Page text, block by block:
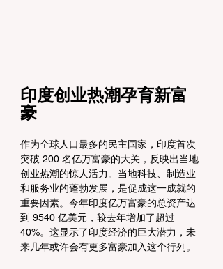
印度创业热潮孕育新富
豪
作为全球人口最多的民主国家，印度首次
突破 200 名亿万富豪的大关，反映出当地
创业热潮的惊人活力。当地科技、制造业
和服务业的蓬勃发展，是促成这一成就的
重要因素。今年印度亿万富豪的总资产达
到 9540 亿美元，较去年增加了超过
40%。这显示了印度经济的巨大潜力，未
来几年或许会有更多富豪加入这个行列。